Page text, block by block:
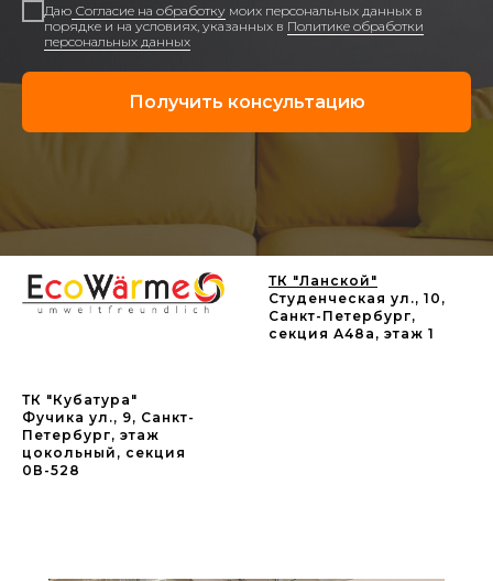
Даю Согласие на обработку моих персональных данных в
порядке и на условиях, указанных в Политике обработки
персональных данных
Получить консультацию
ТК "Ланской"
Студенческая ул., 10,
Санкт-Петербург,
секция А48а, этаж 1
ТК "Кубатура"
Фучика ул., 9, Санкт-
Петербург, этаж
цокольный, секция
0В-528